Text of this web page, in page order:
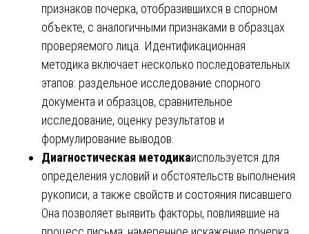
признаков почерка, отобразившихся в спорном
объекте, с аналогичными признаками в образцах
проверяемого лица. Идентификационная
методика включает несколько последовательных
этапов: раздельное исследование спорного
документа и образцов, сравнительное
исследование, оценку результатов и
формулирование выводов.
Диагностическая методикаиспользуется для
определения условий и обстоятельств выполнения
рукописи, а также свойств и состояния писавшего.
Она позволяет выявить факторы, повлиявшие на